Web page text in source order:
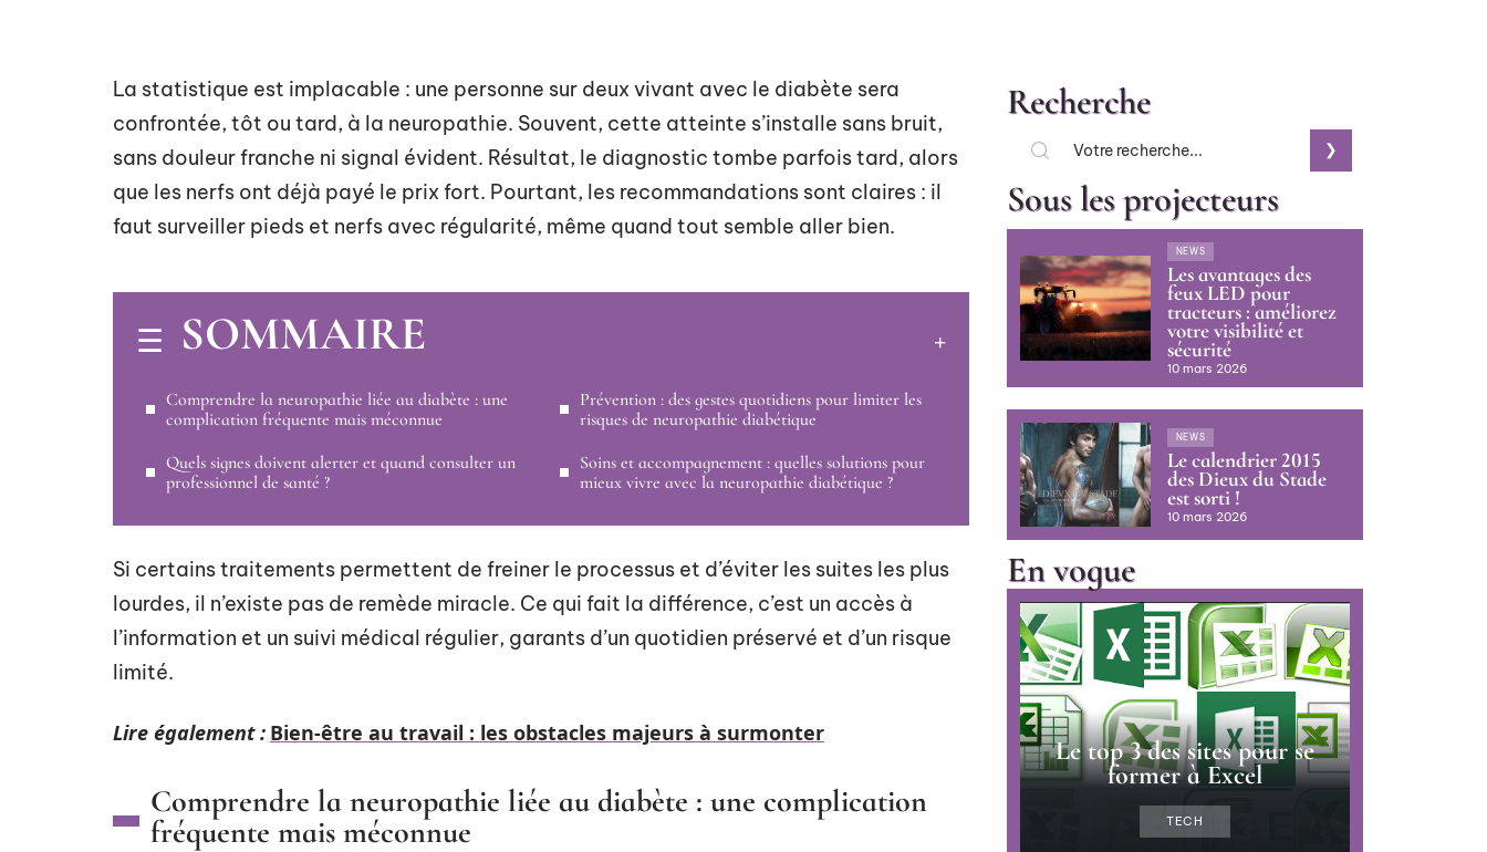
La statistique est implacable : une personne sur deux vivant avec le diabète sera
confrontée, tôt ou tard, à la neuropathie. Souvent, cette atteinte s’installe sans bruit,
sans douleur franche ni signal évident. Résultat, le diagnostic tombe parfois tard, alors
que les nerfs ont déjà payé le prix fort. Pourtant, les recommandations sont claires : il
faut surveiller pieds et nerfs avec régularité, même quand tout semble aller bien.
SOMMAIRE
Comprendre la neuropathie liée au diabète : une
complication fréquente mais méconnue
Quels signes doivent alerter et quand consulter un
professionnel de santé ?
Prévention : des gestes quotidiens pour limiter les
risques de neuropathie diabétique
Soins et accompagnement : quelles solutions pour
mieux vivre avec la neuropathie diabétique ?
Si certains traitements permettent de freiner le processus et d’éviter les suites les plus
lourdes, il n’existe pas de remède miracle. Ce qui fait la différence, c’est un accès à
l’information et un suivi médical régulier, garants d’un quotidien préservé et d’un risque
limité.
Lire également : Bien-être au travail : les obstacles majeurs à surmonter
Comprendre la neuropathie liée au diabète : une complication
fréquente mais méconnue
Recherche
Sous les projecteurs
NEWS
Les avantages des
feux LED pour
tracteurs : améliorez
votre visibilité et
sécurité
10 mars 2026
NEWS
Le calendrier 2015
des Dieux du Stade
est sorti !
10 mars 2026
En vogue
Le top 3 des sites pour se
former à Excel
TECH